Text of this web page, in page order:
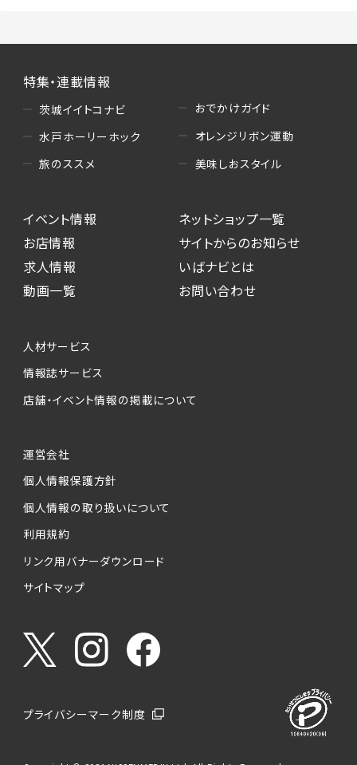
特集・連載情報
茨城イイトコナビ
水戸ホーリーホック
旅のススメ
おでかけガイド
オレンジリボン運動
美味しおスタイル
イベント情報
お店情報
求人情報
動画一覧
ネットショップ一覧
サイトからのお知らせ
いばナビとは
お問い合わせ
人材サービス
情報誌サービス
店舗・イベント情報の掲載について
運営会社
個人情報保護方針
個人情報の取り扱いについて
利用規約
リンク用バナーダウンロード
サイトマップ
プライバシーマーク制度